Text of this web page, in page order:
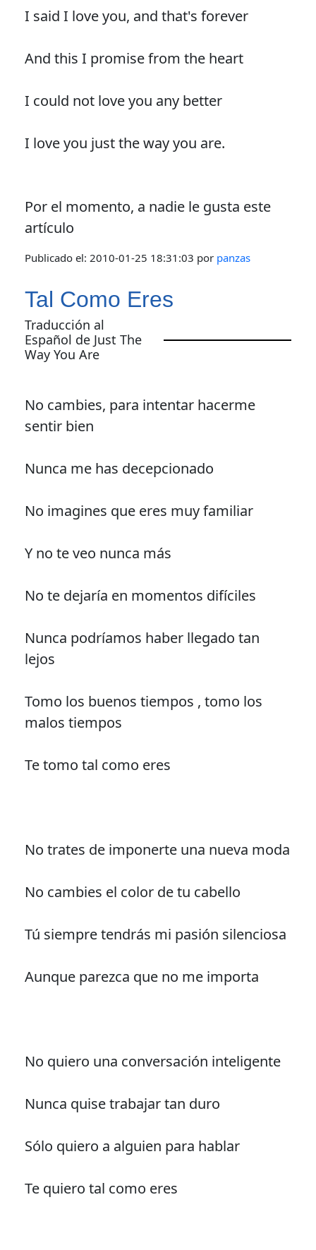
I said I love you, and that's forever
And this I promise from the heart
I could not love you any better
I love you just the way you are.
Por el momento, a nadie le gusta este
artículo
Publicado el: 2010-01-25 18:31:03 por panzas
Tal Como Eres
Traducción al
Español de Just The
Way You Are
No cambies, para intentar hacerme
sentir bien
Nunca me has decepcionado
No imagines que eres muy familiar
Y no te veo nunca más
No te dejaría en momentos difíciles
Nunca podríamos haber llegado tan
lejos
Tomo los buenos tiempos , tomo los
malos tiempos
Te tomo tal como eres
No trates de imponerte una nueva moda
No cambies el color de tu cabello
Tú siempre tendrás mi pasión silenciosa
Aunque parezca que no me importa
No quiero una conversación inteligente
Nunca quise trabajar tan duro
Sólo quiero a alguien para hablar
Te quiero tal como eres